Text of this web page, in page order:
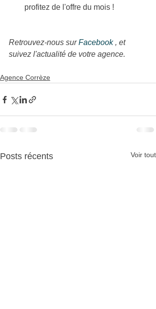
profitez de l'offre du mois !
Retrouvez-nous sur Facebook , et
suivez l'actualité de votre agence.
Agence Corrèze
Posts récents Voir tout